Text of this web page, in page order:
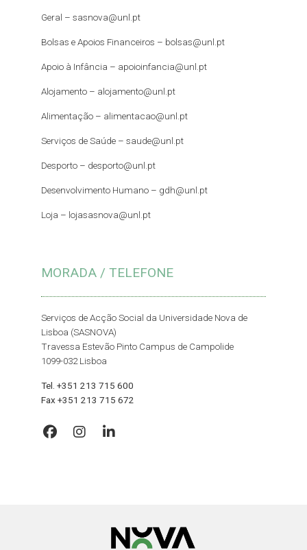
Geral – sasnova@unl.pt
Bolsas e Apoios Financeiros – bolsas@unl.pt
Apoio à Infância – apoioinfancia@unl.pt
Alojamento – alojamento@unl.pt
Alimentação – alimentacao@unl.pt
Serviços de Saúde – saude@unl.pt
Desporto – desporto@unl.pt
Desenvolvimento Humano – gdh@unl.pt
Loja – lojasasnova@unl.pt
MORADA / TELEFONE
Serviços de Acção Social da Universidade Nova de
Lisboa (SASNOVA)
Travessa Estevão Pinto Campus de Campolide
1099-032 Lisboa
Tel. +351 213 715 600
Fax +351 213 715 672